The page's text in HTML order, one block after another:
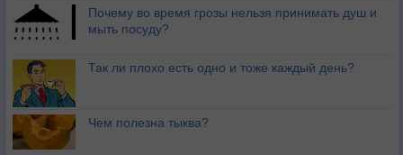
Почему во время грозы нельзя принимать душ и
мыть посуду?
Так ли плохо есть одно и тоже каждый день?
Чем полезна тыква?